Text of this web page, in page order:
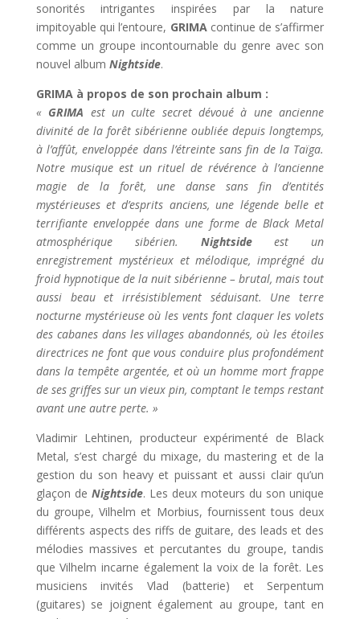
sonorités intrigantes inspirées par la nature
impitoyable qui l’entoure, GRIMAcontinue de s’affirmer
comme un groupe incontournable du genre avec son
nouvel album Nightside.
GRIMA à propos de son prochain album :
« GRIMA est un culte secret dévoué à une ancienne
divinité de la forêt sibérienne oubliée depuis longtemps,
à l’affût, enveloppée dans l’étreinte sans fin de la Taïga.
Notre musique est un rituel de révérence à l’ancienne
magie de la forêt, une danse sans fin d’entités
mystérieuses et d’esprits anciens, une légende belle et
terrifiante enveloppée dans une forme de Black Metal
atmosphérique sibérien.
Nightside
est un
enregistrement mystérieux et mélodique, imprégné du
froid hypnotique de la nuit sibérienne – brutal, mais tout
aussi beau et irrésistiblement séduisant. Une terre
nocturne mystérieuse où les vents font claquer les volets
des cabanes dans les villages abandonnés, où les étoiles
directrices ne font que vous conduire plus profondément
dans la tempête argentée, et où un homme mort frappe
de ses griffes sur un vieux pin, comptant le temps restant
avant une autre perte. »
Vladimir Lehtinen, producteur expérimenté de Black
Metal, s’est chargé du mixage, du mastering et de la
gestion du son heavy et puissant et aussi clair qu’un
glaçon de Nightside. Les deux moteurs du son unique
du groupe, Vilhelm et Morbius, fournissent tous deux
différents aspects des riffs de guitare, des leads et des
mélodies massives et percutantes du groupe, tandis
que Vilhelm incarne également la voix de la forêt. Les
musiciens invités Vlad (batterie) et Serpentum
(guitares) se joignent également au groupe, tant en